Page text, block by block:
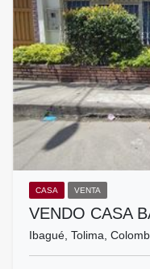
CASA VENTA
VENDO CASA
Ibagué, Tolima,